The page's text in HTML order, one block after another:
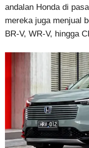
andalan Honda di
mereka juga menjual
BR-V, WR-V, hingga